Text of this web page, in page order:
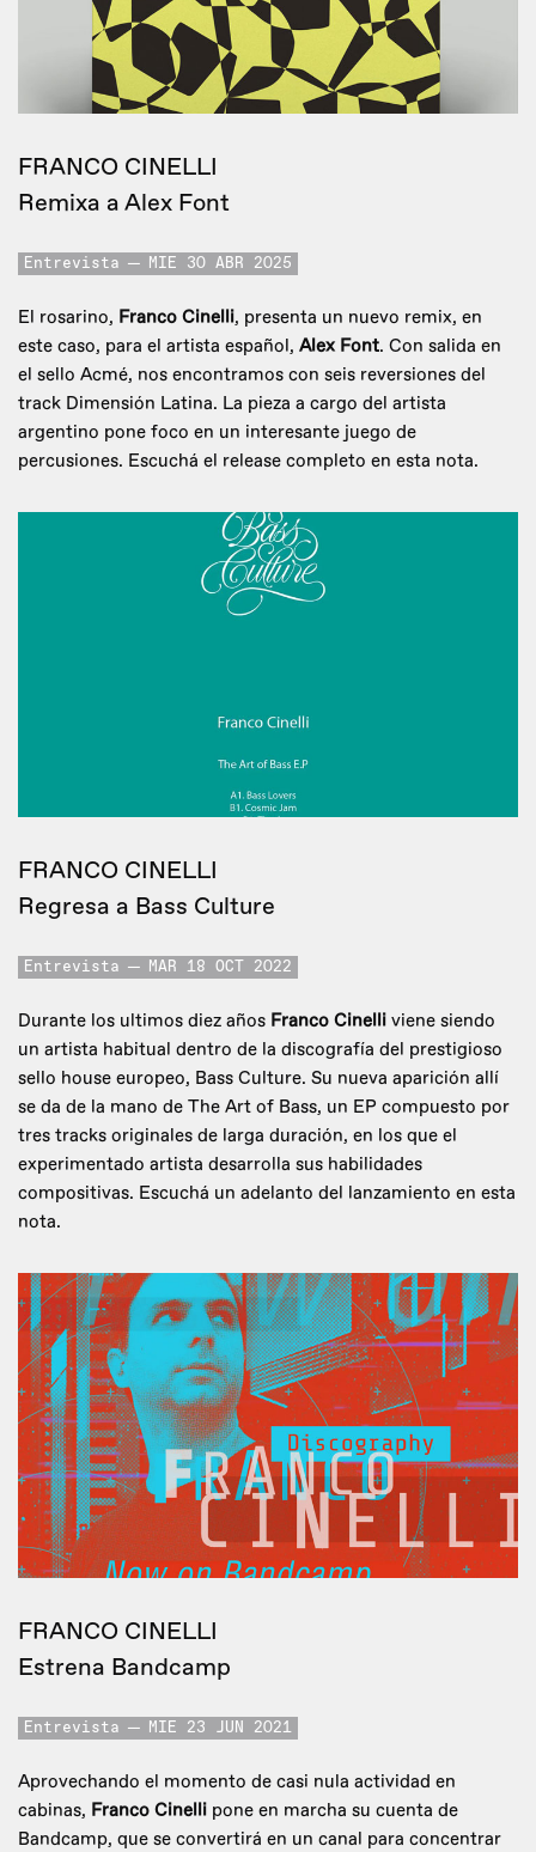
FRANCO CINELLI
Remixa a Alex Font
Entrevista MIE 30 ABR 2025
El rosarino, Franco Cinelli, presenta un nuevo remix, en
este caso, para el artista español, Alex Font. Con salida en
el sello Acmé, nos encontramos con seis reversiones del
track Dimensión Latina. La pieza a cargo del artista
argentino pone foco en un interesante juego de
percusiones. Escuchá el release completo en esta nota.
FRANCO CINELLI
Regresa a Bass Culture
Entrevista MAR 18 OCT 2022
Durante los ultimos diez años Franco Cinelli viene siendo
un artista habitual dentro de la discografía del prestigioso
sello house europeo, Bass Culture. Su nueva aparición allí
se da de la mano de The Art of Bass, un EP compuesto por
tres tracks originales de larga duración, en los que el
experimentado artista desarrolla sus habilidades
compositivas. Escuchá un adelanto del lanzamiento en esta
nota.
FRANCO CINELLI
Estrena Bandcamp
Entrevista MIE 23 JUN 2021
Aprovechando el momento de casi nula actividad en
cabinas, Franco Cinelli pone en marcha su cuenta de
Bandcamp, que se convertirá en un canal para concentrar